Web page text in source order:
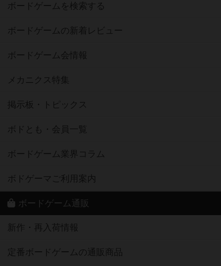
ボードゲームを検索する
ボードゲームの新着レビュー
ボードゲーム会情報
メカニクス特集
掲示板・トピックス
ボドとも・会員一覧
ボードゲーム業界コラム
ボドゲーマご利用案内
ボードゲーム通販
新作・再入荷情報
定番ボードゲームの通販商品